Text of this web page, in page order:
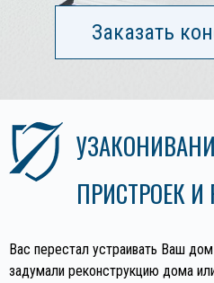
Заказать
ПРИСТРОЕК
Вас перестал устраивать Ваш
задумали реконструкцию дома